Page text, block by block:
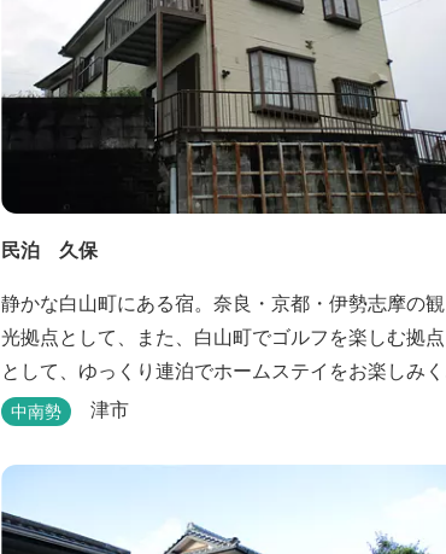
民泊 久保
静かな白山町にある宿。奈良・京都・伊勢志摩の観
光拠点として、また、白山町でゴルフを楽しむ拠点
として、ゆっくり連泊でホームステイをお楽しみく
ださい。
中南勢 津市